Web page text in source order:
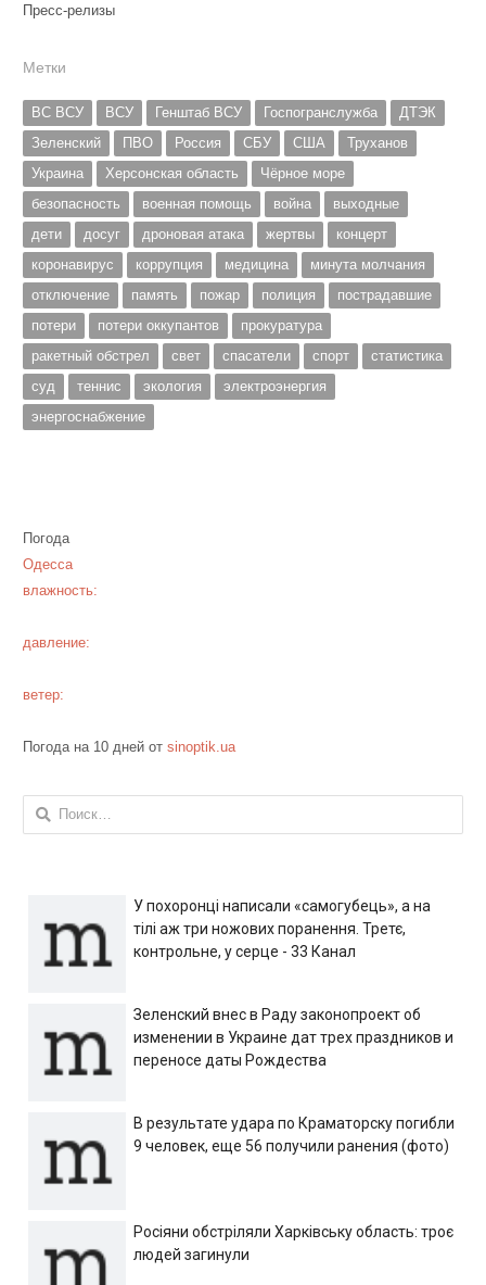
Пресс-релизы
Метки
ВС ВСУ ВСУ Генштаб ВСУ Госпогранслужба
ДТЭК
Зеленский
ПВО Россия СБУ США
Труханов
Украина
Херсонская область
Чёрное море
безопасность
военная помощь война
выходные
дети
досуг дроновая атака жертвы
концерт
коронавирус
коррупция медицина
минута молчания
отключение
память пожар полиция
пострадавшие
потери
потери оккупантов
прокуратура
ракетный обстрел
свет спасатели спорт
статистика
суд
теннис экология
электроэнергия
энергоснабжение
Погода
Одесса
влажность:
давление:
ветер:
Погода на 10 дней от sinoptik.ua
Найти:
У похоронці написали «самогубець», а на
тілі аж три ножових поранення. Третє,
контрольне, у серце - 33 Канал
Зеленский внес в Раду законопроект об
изменении в Украине дат трех праздников и
переносе даты Рождества
В результате удара по Краматорску погибли
9 человек, еще 56 получили ранения (фото)
Росіяни обстріляли Харківську область: троє
людей загинули